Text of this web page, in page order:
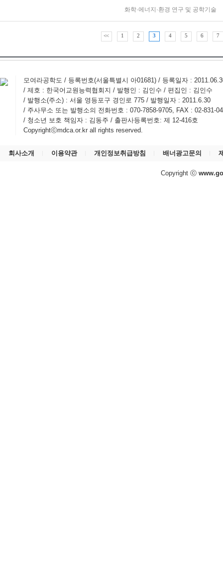
화학·에너지·환경 연구 및 공학기술
<< 1 2 3 4 5 6 7
모여라공학도 / 등록번호(서울특별시 아01681) / 등록일자 :
/ 제호 : 한국어교원능력협회지 / 발행인 : 김인수 / 편집인 : 김인수
/ 발행소(주소) : 서울 영등포구 경인로 775 / 발행일자 : 2011.6.30
/ 주사무소 또는 발행소의 전화번호 : 070-7858-9705, FAX : 02-831-
/ 청소년 보호 책임자 : 김동주 / 출판사등록번호: 제 12-416호
Copyrightⓒmdca.or.kr all rights reserved.
회사소개 이용약관 개인정보취급방침 배너광고문의
Copyright ⓒ